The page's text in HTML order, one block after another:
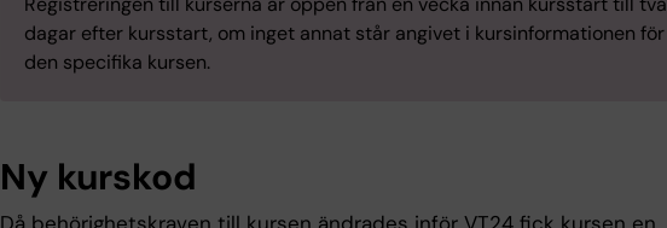
dagar efter kursstart, om inget annat står angivet i kursinformationen för
den specifika kursen.
Ny kurskod